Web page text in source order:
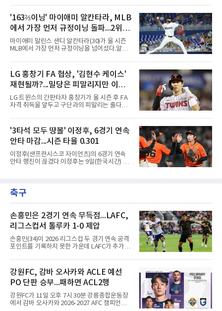
이어가 1사 1, 3루에서 병살타를 유도했다.시즌
70승 47패가 된 다저스는 지구
서 열린 필라델피아 필리스와의 원정 경기에 선
발 등판해 5⅓이닝 4탈삼진을 기록, 통산 3천
516개를 쌓아 월터 존슨(3천515개)을 1개 차로
제쳤다.이 부문 1위는 놀런 라이언(5천714개)이
며 랜디 존슨(4천875개), 로저 클레먼스(4천672
개), 스티브 칼턴(4천136개)이 뒤를 잇는다.현역
중에서는 올 시즌 후 은퇴하는 통산 8위 저스틴
두 2위다. 올해 토론토와 1년 300만 달러에 재계
약한 그는 9위 게일로드 페리(3
'163⅔이닝' 마이애미 알칸타라, MLB
에서 가장 먼저 규정이닝 돌파...2위와
14이닝 차
마이애미 말린스 샌디 알칸타라(30)가 올 시즌
MLB에서 가장 먼저 규정이닝을 넘어섰다.알칸
크에서 열린 로스앤젤레스 에인절스전에 선발
등판해 7이닝 3피안타 무실점을 기록, 7-0 승리
를 이끌며 시즌 13승(6패)을 올렸다. 평균자책점
은 3.52로 떨어졌고, 3회를 마쳤을 때 통산 1천
226이닝을 기록해 리키 놀라스코의 구단 최다
이닝(1천225⅔이닝)을 경신했다.시즌 소화 이닝
은 163⅔이닝으로 규정이닝 162이닝을 통과했
인트루이스에서 데뷔해 이듬해 마이애미로 이적
한 그는 2022년 리그 최다 228⅔이닝
LG 홍창기 FA 협상, '김현수 케이스'
재현될까?...밀당은 피말리지만 이적
가능성은 낮아
LG 트윈스의 간판타자 홍창기가 올 시즌 후 FA
자격 취득을 앞두고 구단과의 피말리는 줄다리
김현수가 FA 시장에서 이적했던 충격적인 선례
가 소환되면서 벌써부터 팬들의 이목이 집중되
는 양상이다.다만 이번 협상은 과거 김현수 케이
스와는 판이하게 다른 환경 속에서 전개될 것으
로 보인다. 선수 측과 구단 간의 시각 차이가 팽
팽히 맞서며 내부 협상 과정은 극심한 진통을 겪
을 가능성이 크지만, 시장 외부에서 불어오는 변
에서 이탈하는 아픔을 겪었고, 이어진 2026시즌
초중반에도 실전 감각 회복
'3타석 모두 땅볼' 이정후, 6경기 연속
안타 마감...시즌 타율 0.301
이정후(샌프란시스코 자이언츠)의 6경기 연속
안타 행진이 끊겼다.이정후는 9일(한국시간) 미
은 0.301로 하락했다. 1회와 4회 유격수 땅볼, 7
회 2루수 땅볼로 물러났고 9회초 대수비와 교체
데다 7회 6실점이 겹쳐 0-8로 졌다.샌디에이고
파드리스 송성문은 휴스턴 애스트로스와의 홈경
기에 결장했다. 샌디에이고는 3-2로 이겼다.
축구
손흥민은 2경기 연속 무득점...LAFC,
리그스컵서 톨루카 1-0 제압
손흥민(34)이 2026 리그스컵 두 경기 연속 공격
포인트를 기록하지 못한 가운데 LAFC가 추가시
간) 미국 로스앤젤레스 BMO 스타디움에서 열린
멕시코 리가 MX 톨루카와의 조별리그 2차전에
최전방 공격수로 선발 출전했으나 슈팅 없이 후
반 23분 주드 테리와 교체됐다. 북중미 월드컵
이후 MLS 4경기 연속 골을 넣었던 그는 지난 6
일 치바스 과달라하라전에 이어 침묵했다.전반
1분 다비드 마르티네스가 얻은 페널티킥은 비디
강원FC, 감바 오사카와 ACLE 예선
PO 단판 승부...패하면 ACL2행
강원FC가 11일 오후 7시 30분 강릉종합운동장
에서 감바 오사카와 2026-2027 AFC 챔피언스